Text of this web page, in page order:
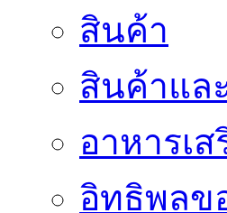
สินค้า
สินค้าแล
อาหารเส
อิทธิพลข